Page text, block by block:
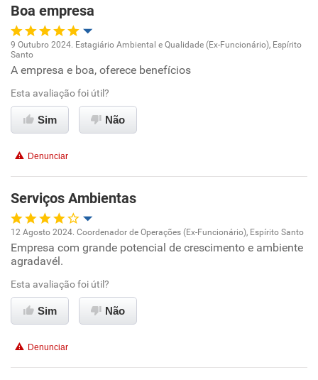
Ambiente de trabalho
Conciliação com a vida familiar
Benefícios
Recomenda esta empresa
Recomenda a diretoria
Boa empresa
Oportunidade de promoção
Ambiente de trabalho
Conciliação com a vida familiar
Recomenda esta empresa
Recomenda a diretoria
9 Outubro 2024. Estagiário Ambiental e Qualidade (Ex-Funcionário), Espírito
Santo
A empresa e boa, oferece benefícios
Esta avaliação foi útil?
Sim Não
Denunciar
Serviços Ambientas
Oportunidade de promoção
Ambiente de trabalho
Conciliação com a vida familiar
12 Agosto 2024. Coordenador de Operações (Ex-Funcionário), Espírito Santo
Empresa com grande potencial de crescimento e ambiente
agradavél.
Esta avaliação foi útil?
Sim Não
Denunciar